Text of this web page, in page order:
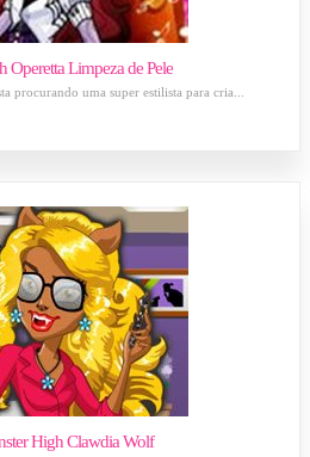
Operetta Limpeza de Pele
procurando uma super estilista para cria...
High Clawdia Wolf